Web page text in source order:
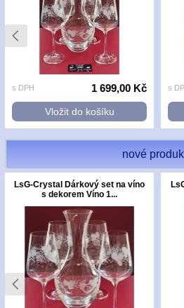
s DPH 1 699,00 Kč
Vložit do košíku
s
nové
LsG-Crystal Dárkový set na víno
s dekorem Víno 1...